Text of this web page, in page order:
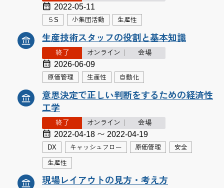
2022-05-11
５S 小集団活動 生産性
生産技術スタッフの役割と基本知識
終了 オンライン 会場
2026-06-09
原価管理 生産性 自動化
意思決定で正しい判断をするための経済性
工学
終了 オンライン 会場
2022-04-18 〜 2022-04-19
DX キャッシュフロー 原価管理 安全
生産性
現場レイアウトの見方・考え方